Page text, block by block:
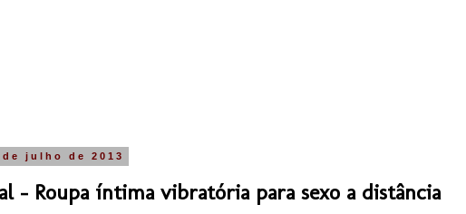
julho de 2013
- Roupa íntima vibratória para sexo a distância